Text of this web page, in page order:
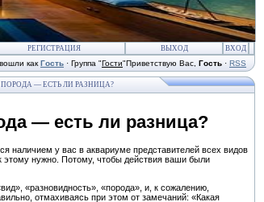
РЕГИСТРАЦИЯ ВЫХОД ВХОД
как Гость · Группа "Гости"Приветствую Вас Гость · RSS
— ЕСТЬ ЛИ РАЗНИЦА?
— есть ли разница?
наличием у вас в аквариуме представителей всех видов
этому нужно. Потому, чтобы действия ваши были
«разновидность», «порода», и, к сожалению,
отмахиваясь при этом от замечаний: «Какая